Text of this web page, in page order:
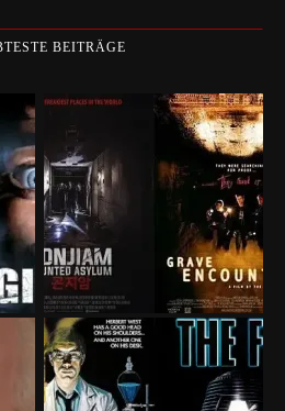
BEITRÄGE